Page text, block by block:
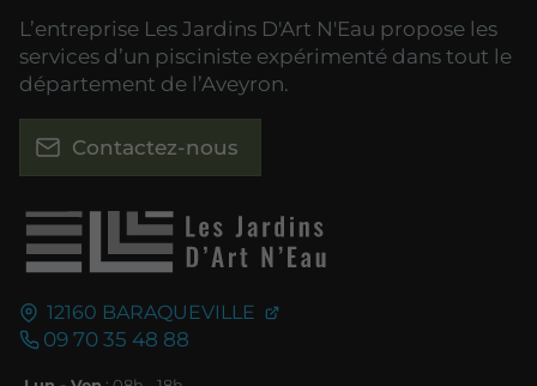
12160 BARAQUEVILLE
09 70 35 48 88
L’entreprise Les Jardins D'Art N'Eau propose les
services d’un pisciniste expérimenté dans tout le
département de l’Aveyron.
Contactez-nous